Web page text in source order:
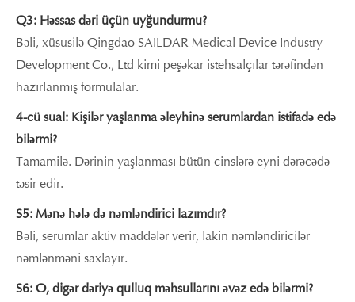
Q3: Həssas dəri üçün uyğundurmu?
Bəli, xüsusilə Qingdao SAILDAR Medical Device Industry
Development Co., Ltd kimi peşəkar istehsalçılar tərəfindən
hazırlanmış formulalar.
4-cü sual: Kişilər yaşlanma əleyhinə serumlardan istifadə edə
bilərmi?
Tamamilə. Dərinin yaşlanması bütün cinslərə eyni dərəcədə
təsir edir.
S5: Mənə hələ də nəmləndirici lazımdır?
Bəli, serumlar aktiv maddələr verir, lakin nəmləndiricilər
nəmlənməni saxlayır.
S6: O, digər dəriyə qulluq məhsullarını əvəz edə bilərmi?